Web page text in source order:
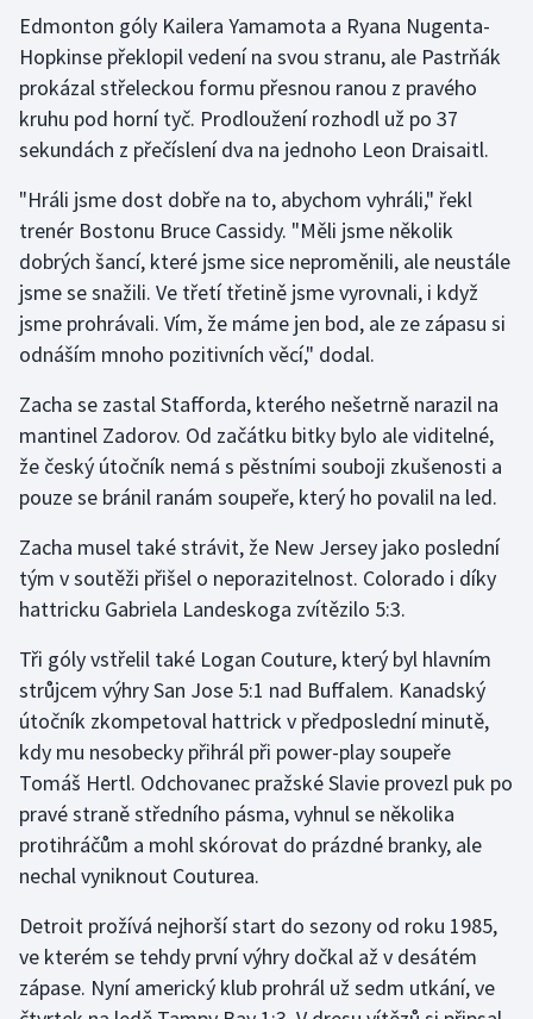
Gymnastika
Házená
Jezdectví
Judo
Krasobruslení
Lezení
Lyže a snowboard
Moderní pětiboj
Motorsport
Parasport
Plážový volejbal
Ragby
Rychlobruslení
Rychlostní kanoistika
Short track
Sportovní střelba
Edmonton góly Kailera Yamamota a Ryana Nugenta-
Hopkinse překlopil vedení na svou stranu, ale Pastrňák
prokázal střeleckou formu přesnou ranou z pravého
kruhu pod horní tyč. Prodloužení rozhodl už po 37
sekundách z přečíslení dva na jednoho Leon Draisaitl.
"Hráli jsme dost dobře na to, abychom vyhráli," řekl
trenér Bostonu Bruce Cassidy. "Měli jsme několik
dobrých šancí, které jsme sice neproměnili, ale neustále
jsme se snažili. Ve třetí třetině jsme vyrovnali, i když
jsme prohrávali. Vím, že máme jen bod, ale ze zápasu si
odnáším mnoho pozitivních věcí," dodal.
Zacha se zastal Stafforda, kterého nešetrně narazil na
mantinel Zadorov. Od začátku bitky bylo ale viditelné,
že český útočník nemá s pěstními souboji zkušenosti a
pouze se bránil ranám soupeře, který ho povalil na led.
Zacha musel také strávit, že New Jersey jako poslední
tým v soutěži přišel o neporazitelnost. Colorado i díky
hattricku Gabriela Landeskoga zvítězilo 5:3.
Tři góly vstřelil také Logan Couture, který byl hlavním
strůjcem výhry San Jose 5:1 nad Buffalem. Kanadský
útočník zkompetoval hattrick v předposlední minutě,
kdy mu nesobecky přihrál při power-play soupeře
Tomáš Hertl. Odchovanec pražské Slavie provezl puk po
pravé straně středního pásma, vyhnul se několika
protihráčům a mohl skórovat do prázdné branky, ale
nechal vyniknout Couturea.
Detroit prožívá nejhorší start do sezony od roku 1985,
ve kterém se tehdy první výhry dočkal až v desátém
zápase. Nyní americký klub prohrál už sedm utkání, ve